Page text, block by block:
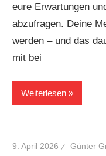
eure Erwartungen
abzufragen. Deine
werden – und das
mit bei
Weiterlesen
9. April 2026 Günter